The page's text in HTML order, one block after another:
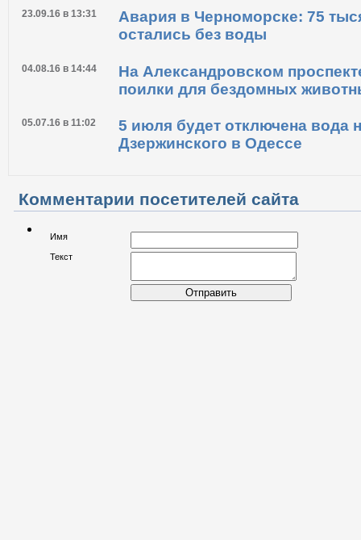
23.09.16 в 13:31
Авария в Черноморске: 75
остались без воды
04.08.16 в 14:44
На Александровском
поилки для бездомных
05.07.16 в 11:02
5 июля будет отключена вода
Дзержинского в Одессе
Комментарии посетителей сайта
Имя
Текст
Отправить